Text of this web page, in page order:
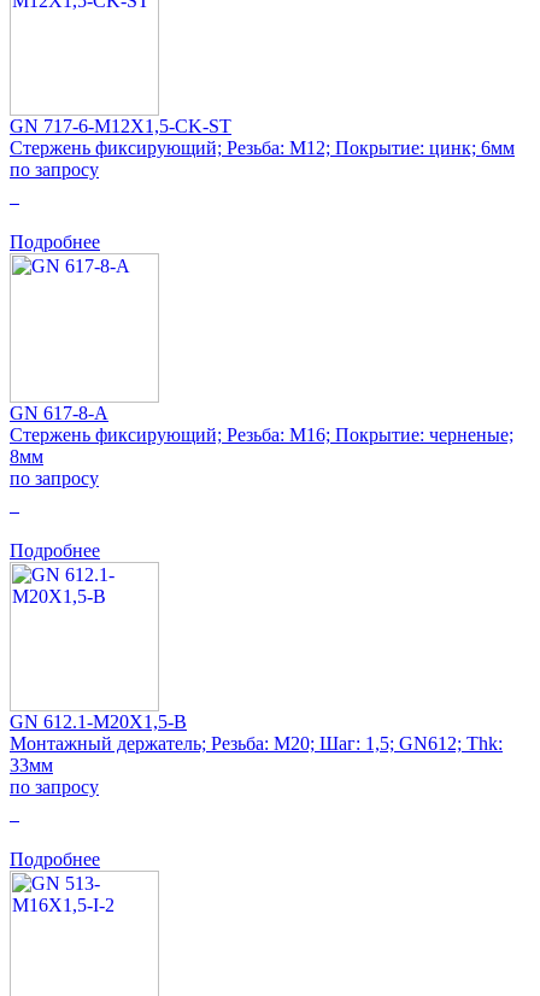
GN 717-6-M12X1,5-CK-ST
Стержень фиксирующий; Резьба: M12; Покрытие: цинк; 6мм
по запросу
Подробнее
GN 617-8-A
Стержень фиксирующий; Резьба: M16; Покрытие: черненые;
8мм
по запросу
Подробнее
GN 612.1-M20X1,5-B
Монтажный держатель; Резьба: M20; Шаг: 1,5; GN612; Thk:
33мм
по запросу
Подробнее